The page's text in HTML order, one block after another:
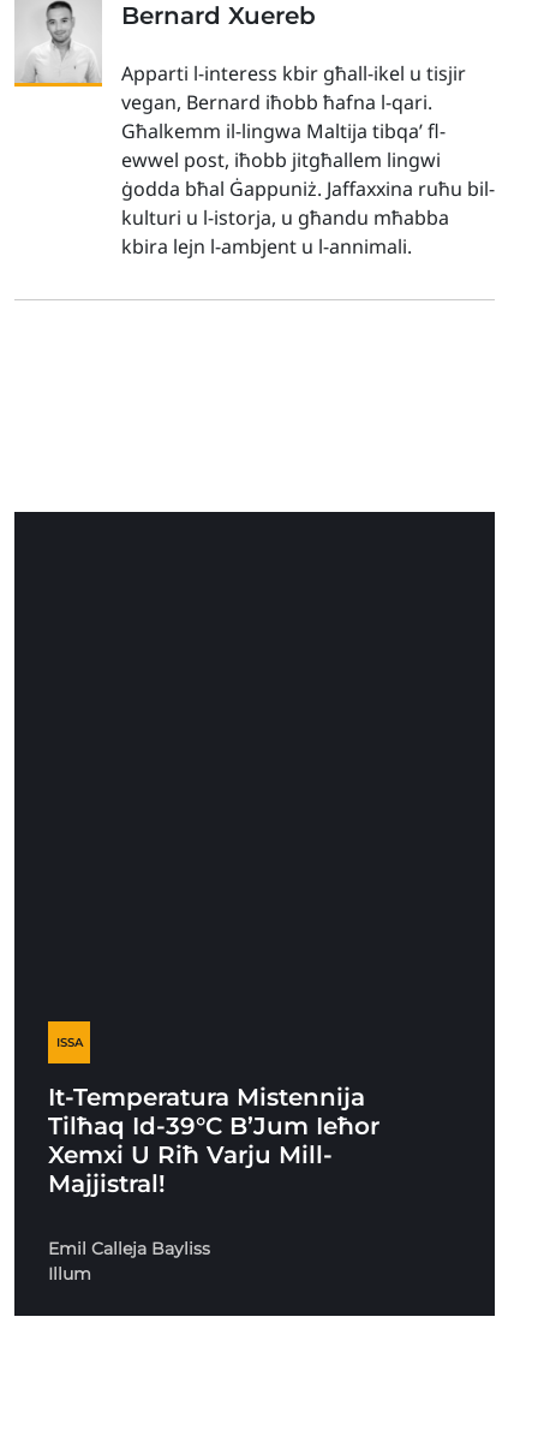
Bernard Xuereb
Apparti l-interess kbir għall-ikel u tisjir
vegan, Bernard iħobb ħafna l-qari.
Għalkemm il-lingwa Maltija tibqa’ fl-
ewwel post, iħobb jitgħallem lingwi
ġodda bħal Ġappuniż. Jaffaxxina ruħu bil-
kulturi u l-istorja, u għandu mħabba
kbira lejn l-ambjent u l-annimali.
ISSA
It-Temperatura Mistennija
Tilħaq Id-39°C B’Jum Ieħor
Xemxi U Riħ Varju Mill-
Majjistral!
Emil Calleja Bayliss
Illum